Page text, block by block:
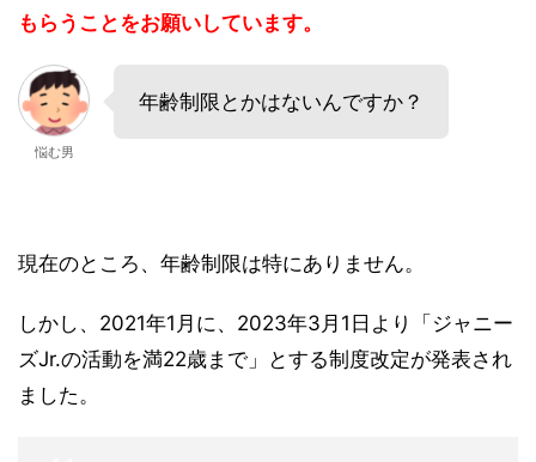
もらうことをお願いしています。
悩む男
年齢制限とかはないんですか？
現在のところ、年齢制限は特にありません。
しかし、2021年1月に、2023年3月1日より「ジャニー
ズJr.の活動を満22歳まで」とする制度改定が発表され
ました。